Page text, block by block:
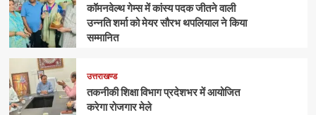
कॉमनवेल्थ गेम्स में कांस्य पदक जीतने वाली
उन्नति शर्मा को मेयर सौरभ थपलियाल ने किया
सम्मानित
उत्तराखण्ड
तकनीकी शिक्षा विभाग प्रदेशभर में आयोजित
करेगा रोजगार मेले